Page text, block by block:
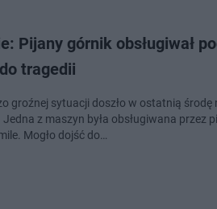
Pijany górnik obsługiwał
tragedii
groźnej sytuacji doszło w ostatnią
Jedna z maszyn była obsługiwana przez
Mogło dojść do…